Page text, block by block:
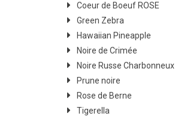
Coeur de Boeuf ROSE
Green Zebra
Hawaiian Pineapple
Noire de Crimée
Noire Russe Charbonneux
Prune noire
Rose de Berne
Tigerella